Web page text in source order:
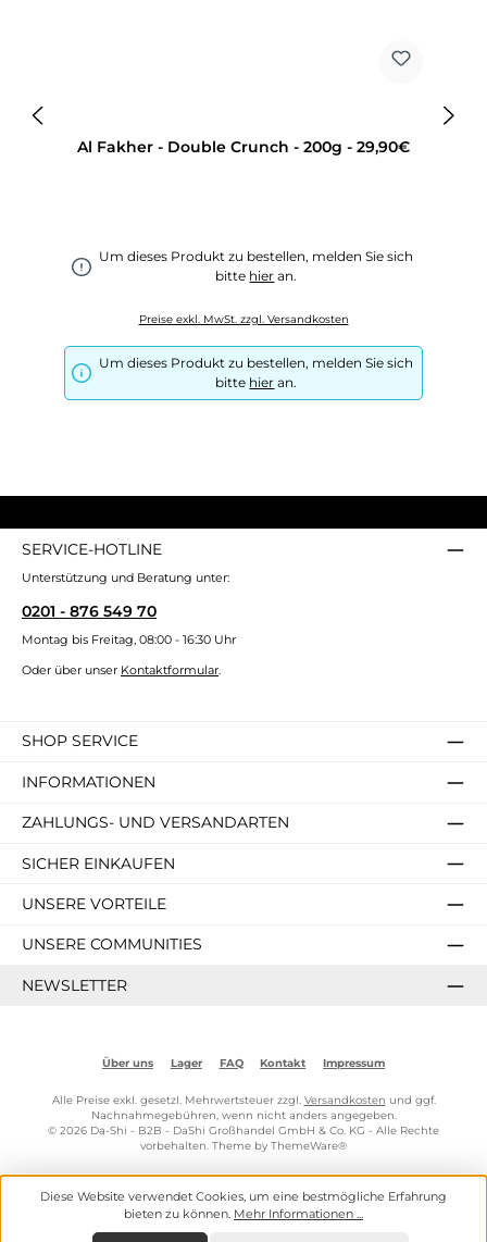
Al Fakher - Double Crunch - 200g - 29,90€
Um dieses Produkt zu bestellen, melden Sie sich
bitte hier an.
Preise exkl. MwSt. zzgl. Versandkosten
Um dieses Produkt zu bestellen, melden Sie sich
bitte hier an.
SERVICE-HOTLINE
Unterstützung und Beratung unter:
0201 - 876 549 70
Montag bis Freitag, 08:00 - 16:30 Uhr
Oder über unser Kontaktformular.
SHOP SERVICE
INFORMATIONEN
ZAHLUNGS- UND VERSANDARTEN
SICHER EINKAUFEN
UNSERE VORTEILE
UNSERE COMMUNITIES
NEWSLETTER
Über uns Lager FAQ Kontakt Impressum
Alle Preise exkl. gesetzl. Mehrwertsteuer zzgl. Versandkosten und ggf.
Nachnahmegebühren, wenn nicht anders angegeben.
© 2026 Da-Shi - B2B - DaShi Großhandel GmbH & Co. KG - Alle Rechte
vorbehalten. Theme by ThemeWare®
Diese Website verwendet Cookies, um eine bestmögliche Erfahrung
bieten zu können. Mehr Informationen ...